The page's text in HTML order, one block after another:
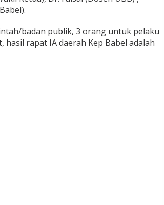
badan publik, 3 orang untuk pelaku
rapat IA daerah Kep Babel adalah